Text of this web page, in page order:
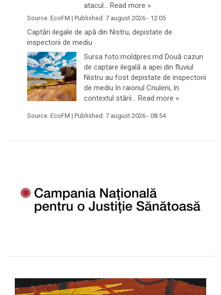
atacul… Read more »
Source: EcoFM | Published: 7 august 2026 - 12:05
Captări ilegale de apă din Nistru, depistate de
inspectorii de mediu
Sursa foto:moldpres.md Două cazuri
de captare ilegală a apei din fluviul
Nistru au fost depistate de inspectorii
de mediu în raionul Criuleni, în
contextul stării… Read more »
Source: EcoFM | Published: 7 august 2026 - 08:54